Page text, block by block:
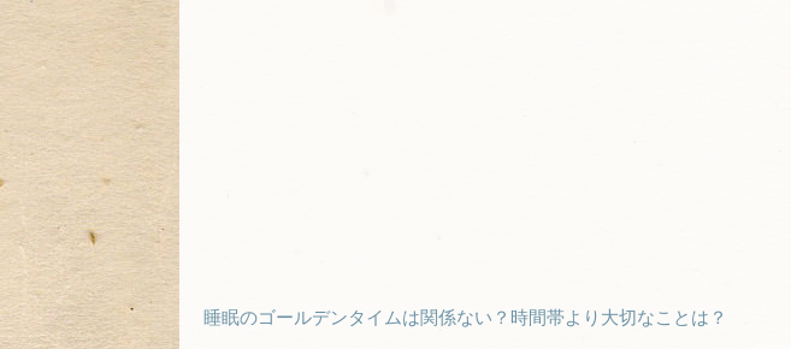
睡眠のゴールデンタイムは関係ない？時間帯より大切なことは？